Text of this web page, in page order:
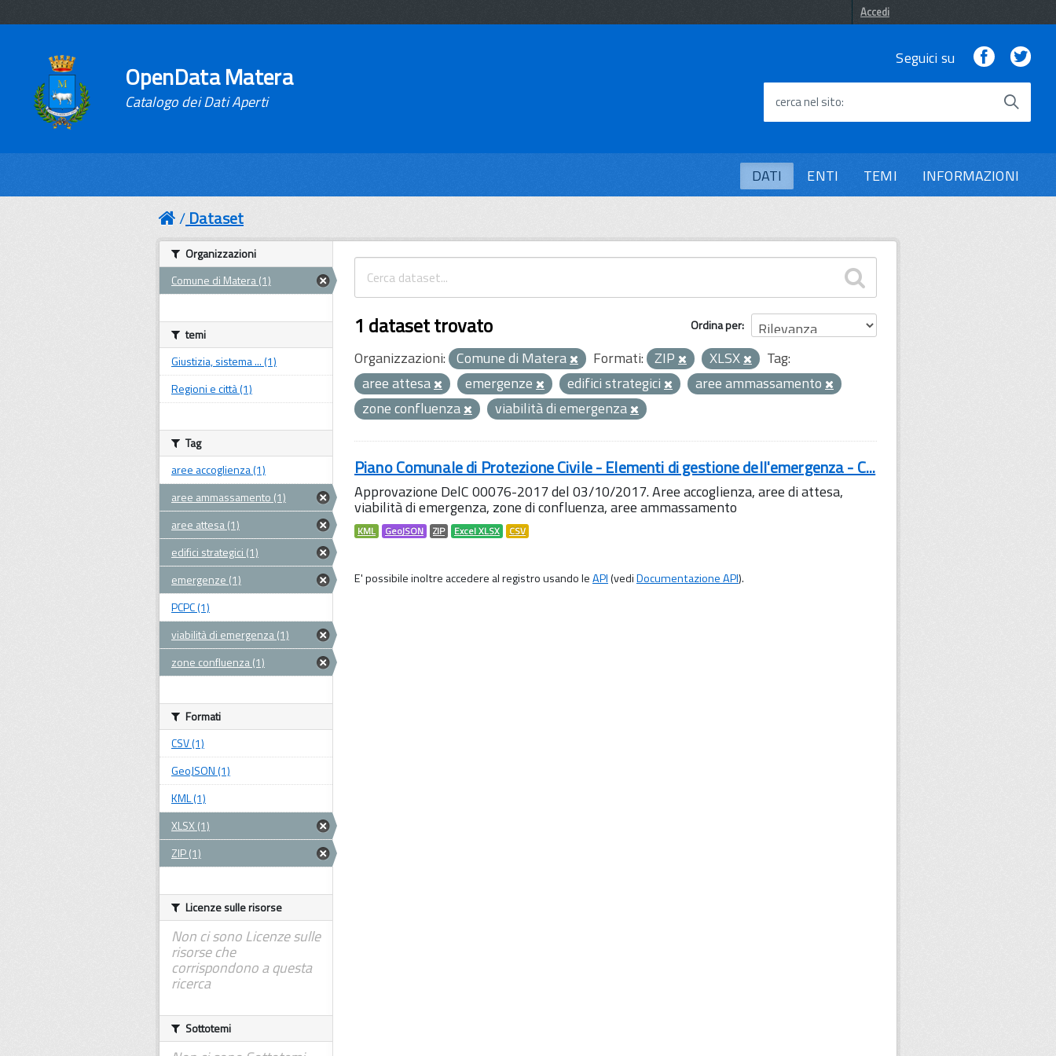
Accedi
OpenData Matera
Catalogo dei Dati Aperti
Seguici su Facebook
cerca nel sito
DATI ENTI TEMI INFORMAZIONI
Dataset
Ordina per
1 dataset trovato
Organizzazioni: Comune di Matera Formati: ZIP XLSX
Tag:
aree attesa
emergenze edifici strategici
aree ammassamento
zone confluenza
viabilità di emergenza
Piano Comunale di Protezione Civile - Elementi di gestione dell'emergenza - C...
Approvazione DelC 00076-2017 del 03/10/2017. Aree accoglienza, aree di attesa,
viabilità di emergenza, zone di confluenza, aree ammassamento
KML GeoJSON ZIP Excel XLSX CSV
E' possibile inoltre accedere al registro usando leAPI(vediDocumentazione API).
Organizzazioni
Comune di Matera (1)
temi
Giustizia, sistema ... (1)
Regioni e città (1)
Tag
aree accoglienza (1)
aree ammassamento (1)
aree attesa (1)
edifici strategici (1)
emergenze (1)
PCPC (1)
viabilità di emergenza (1)
zone confluenza (1)
Formati
CSV (1)
GeoJSON (1)
KML (1)
XLSX (1)
ZIP (1)
Licenze sulle risorse
Non ci sono Licenze sulle
risorse che
corrispondono a questa
ricerca
Sottotemi